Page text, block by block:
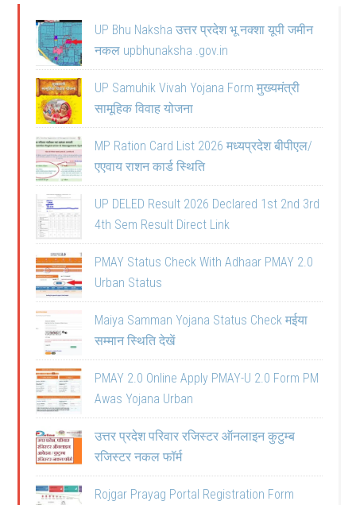
UP Bhu Naksha उत्तर प्रदेश भू नक्शा यूपी जमीन
नकल upbhunaksha .gov.in
UP Samuhik Vivah Yojana Form मुख्यमंत्री
सामूहिक विवाह योजना
MP Ration Card List 2026 मध्यप्रदेश बीपीएल/
एएवाय राशन कार्ड स्थिति
UP DELED Result 2026 Declared 1st 2nd 3rd
4th Sem Result Direct Link
PMAY Status Check With Adhaar PMAY 2.0
Urban Status
Maiya Samman Yojana Status Check मईया
सम्मान स्थिति देखें
PMAY 2.0 Online Apply PMAY-U 2.0 Form PM
Awas Yojana Urban
उत्तर प्रदेश परिवार रजिस्टर ऑनलाइन कुटुम्ब
रजिस्टर नकल फॉर्म
Rojgar Prayag Portal Registration Form